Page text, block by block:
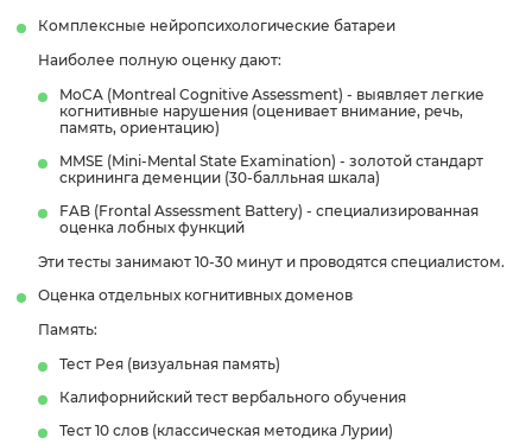
Комплексные нейропсихологические батареи
Наиболее полную оценку дают:
MoCA (Montreal Cognitive Assessment) - выявляет легкие
когнитивные нарушения (оценивает внимание, речь,
память, ориентацию)
MMSE (Mini-Mental State Examination) - золотой стандарт
скрининга деменции (30-балльная шкала)
FAB (Frontal Assessment Battery) - специализированная
оценка лобных функций
Эти тесты занимают 10-30 минут и проводятся специалистом.
Оценка отдельных когнитивных доменов
Память:
Тест Рея (визуальная память)
Калифорнийский тест вербального обучения
Тест 10 слов (классическая методика Лурии)